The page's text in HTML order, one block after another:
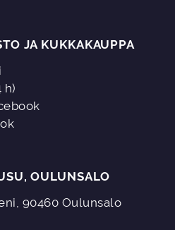
JA KUKKAKAUPPA
h)
OULUNSALO
90460 Oulunsalo